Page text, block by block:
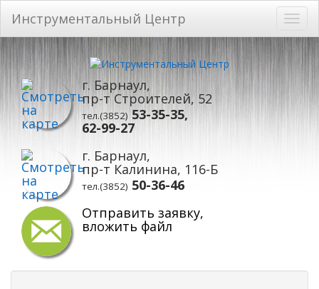
Перейти
к
основному
содержанию
Инструментальный Центр
г. Барнаул,
пр-т Строителей, 52
тел.(3852) 53-35-35,
62-99-27
г. Барнаул,
пр-т Калинина, 116-Б
тел.(3852) 50-36-46
Отправить заявку,
вложить файл